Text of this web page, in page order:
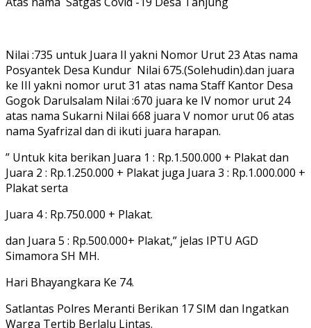
Nilai :735 untuk Juara II yakni Nomor Urut 23 Atas nama
Posyantek Desa Kundur Nilai 675.(Solehudin).dan juara
ke III yakni nomor urut 31 atas nama Staff Kantor Desa
Gogok Darulsalam Nilai :670 juara ke IV nomor urut 24
atas nama Sukarni Nilai 668 juara V nomor urut 06 atas
nama Syafrizal dan di ikuti juara harapan.
” Untuk kita berikan Juara 1 : Rp.1.500.000 + Plakat dan
Juara 2 : Rp.1.250.000 + Plakat juga Juara 3 : Rp.1.000.000 +
Plakat serta
Juara 4 : Rp.750.000 + Plakat.
dan Juara 5 : Rp.500.000+ Plakat,” jelas IPTU AGD
Simamora SH MH.
Hari Bhayangkara Ke 74.
Satlantas Polres Meranti Berikan 17 SIM dan Ingatkan
Warga Tertib Berlalu Lintas.